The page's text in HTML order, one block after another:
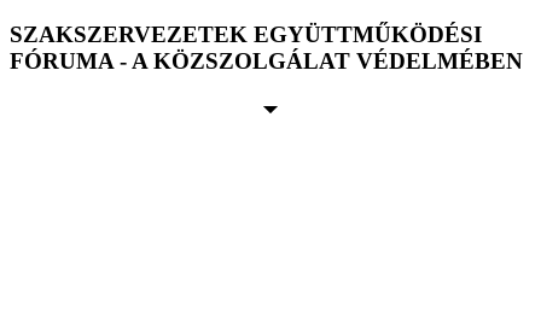
SZAKSZERVEZETEK EGYÜTTMŰKÖDÉSI
FÓRUMA - A KÖZSZOLGÁLAT VÉDELMÉBEN